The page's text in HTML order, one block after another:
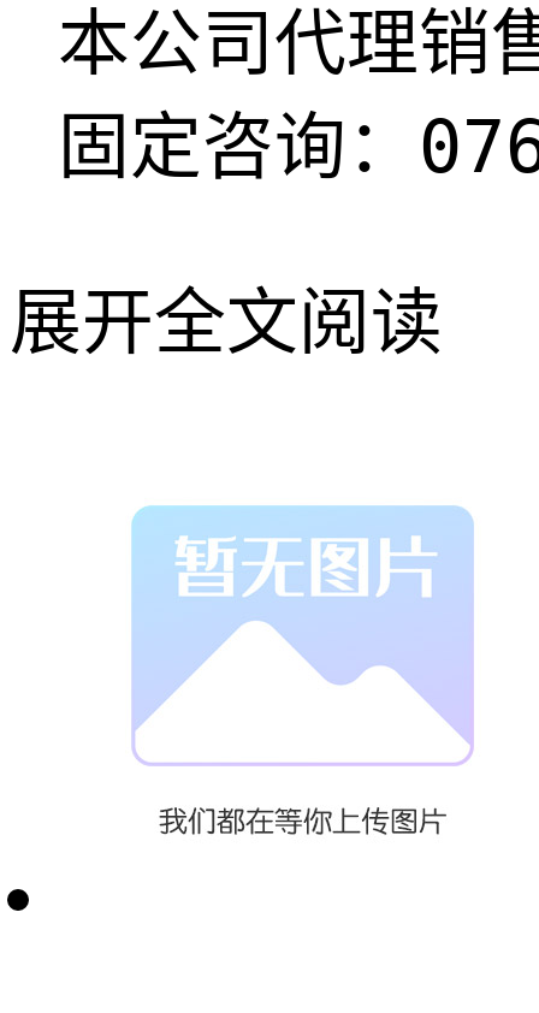
本公司代理销
固定咨询：
展开全文阅读